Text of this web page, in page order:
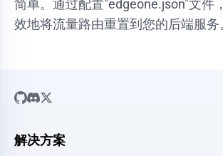
简单。通过配置"edgeone.json"文件
效地将流量路由重置到您的后端服务
解决方案